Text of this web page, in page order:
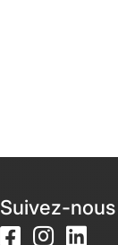
Suivez-nous